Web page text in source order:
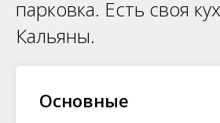
парковка. Есть своя
Кальяны.
Основные